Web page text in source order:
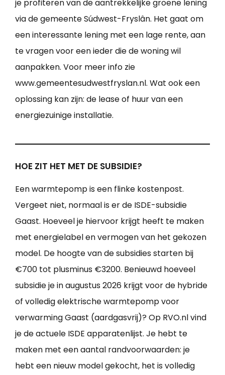
je profiteren van de aantrekkelijke groene lening
via de gemeente Súdwest-Fryslân. Het gaat om
een interessante lening met een lage rente, aan
te vragen voor een ieder die de woning wil
aanpakken. Voor meer info zie
www.gemeentesudwestfryslan.nl. Wat ook een
oplossing kan zijn: de lease of huur van een
energiezuinige installatie.
HOE ZIT HET MET DE SUBSIDIE?
Een warmtepomp is een flinke kostenpost.
Vergeet niet, normaal is er de ISDE-subsidie
Gaast. Hoeveel je hiervoor krijgt heeft te maken
met energielabel en vermogen van het gekozen
model. De hoogte van de subsidies starten bij
€700 tot plusminus €3200. Benieuwd hoeveel
subsidie je in augustus 2026 krijgt voor de hybride
of volledig elektrische warmtepomp voor
verwarming Gaast (aardgasvrij)? Op RVO.nl vind
je de actuele ISDE apparatenlijst. Je hebt te
maken met een aantal randvoorwaarden: je
hebt een nieuw model gekocht, het is volledig